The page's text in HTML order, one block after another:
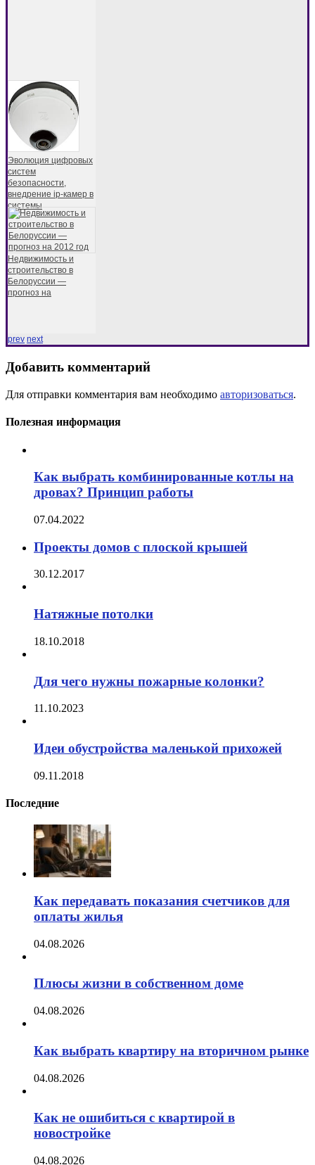
Эволюция цифровых
систем
безопасности,
внедрение ip-камер в
системы
Недвижимость и
строительство в
Белоруссии —
прогноз на
prev next
Добавить комментарий
Для отправки комментария вам необходимо авторизоваться.
Полезная информация
Как выбрать комбинированные котлы на
дровах? Принцип работы
07.04.2022
Проекты домов с плоской крышей
30.12.2017
Натяжные потолки
18.10.2018
Для чего нужны пожарные колонки?
11.10.2023
Идеи обустройства маленькой прихожей
09.11.2018
Последние
Как передавать показания счетчиков для
оплаты жилья
04.08.2026
Плюсы жизни в собственном доме
04.08.2026
Как выбрать квартиру на вторичном рынке
04.08.2026
Как не ошибиться с квартирой в
новостройке
04.08.2026